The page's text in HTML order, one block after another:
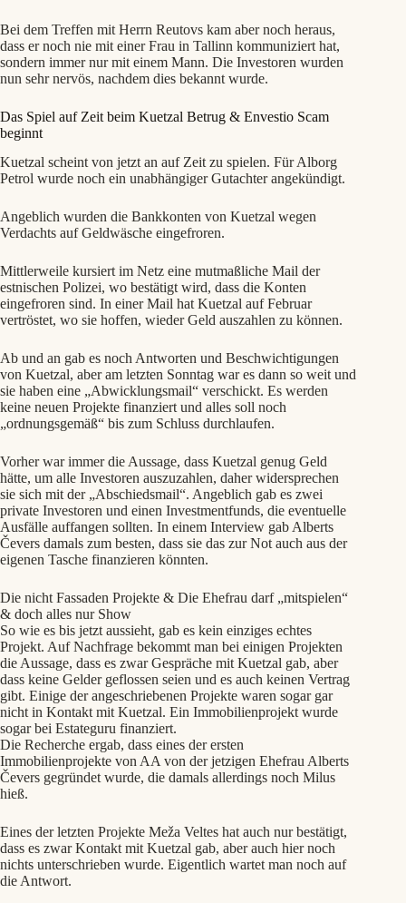
Bei dem Treffen mit Herrn Reutovs kam aber noch heraus,
dass er noch nie mit einer Frau in Tallinn kommuniziert hat,
sondern immer nur mit einem Mann. Die Investoren wurden
nun sehr nervös, nachdem dies bekannt wurde.
Das Spiel auf Zeit beim Kuetzal Betrug & Envestio Scam
beginnt
Kuetzal scheint von jetzt an auf Zeit zu spielen. Für Alborg
Petrol wurde noch ein unabhängiger Gutachter angekündigt.
Angeblich wurden die Bankkonten von Kuetzal wegen
Verdachts auf Geldwäsche eingefroren.
Mittlerweile kursiert im Netz eine mutmaßliche Mail der
estnischen Polizei, wo bestätigt wird, dass die Konten
eingefroren sind. In einer Mail hat Kuetzal auf Februar
vertröstet, wo sie hoffen, wieder Geld auszahlen zu können.
Ab und an gab es noch Antworten und Beschwichtigungen
von Kuetzal, aber am letzten Sonntag war es dann so weit und
sie haben eine „Abwicklungsmail“ verschickt. Es werden
keine neuen Projekte finanziert und alles soll noch
„ordnungsgemäß“ bis zum Schluss durchlaufen.
Vorher war immer die Aussage, dass Kuetzal genug Geld
hätte, um alle Investoren auszuzahlen, daher widersprechen
sie sich mit der „Abschiedsmail“. Angeblich gab es zwei
private Investoren und einen Investmentfunds, die eventuelle
Ausfälle auffangen sollten. In einem Interview gab Alberts
Čevers damals zum besten, dass sie das zur Not auch aus der
eigenen Tasche finanzieren könnten.
Die nicht Fassaden Projekte & Die Ehefrau darf „mitspielen“
& doch alles nur Show
So wie es bis jetzt aussieht, gab es kein einziges echtes
Projekt. Auf Nachfrage bekommt man bei einigen Projekten
die Aussage, dass es zwar Gespräche mit Kuetzal gab, aber
dass keine Gelder geflossen seien und es auch keinen Vertrag
gibt. Einige der angeschriebenen Projekte waren sogar gar
nicht in Kontakt mit Kuetzal. Ein Immobilienprojekt wurde
sogar bei Estateguru finanziert.
Die Recherche ergab, dass eines der ersten
Immobilienprojekte von AA von der jetzigen Ehefrau Alberts
Čevers gegründet wurde, die damals allerdings noch Milus
hieß.
Eines der letzten Projekte Meža Veltes hat auch nur bestätigt,
dass es zwar Kontakt mit Kuetzal gab, aber auch hier noch
nichts unterschrieben wurde. Eigentlich wartet man noch auf
die Antwort.